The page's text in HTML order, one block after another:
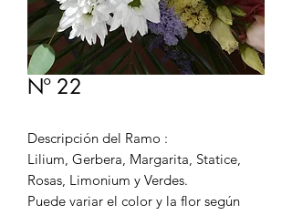
Nº 22
Descripción del Ramo :
Lilium, Gerbera, Margarita, Statice,
Rosas, Limonium y Verdes.
Puede variar el color y la flor según